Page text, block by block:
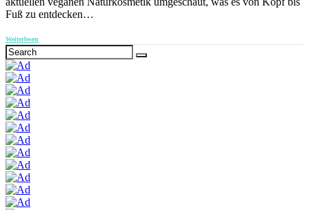
Fuß zu entdecken…
Weiterlesen